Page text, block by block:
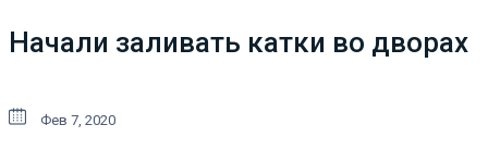
Начали заливать катки во дворах
Фев 7, 2020